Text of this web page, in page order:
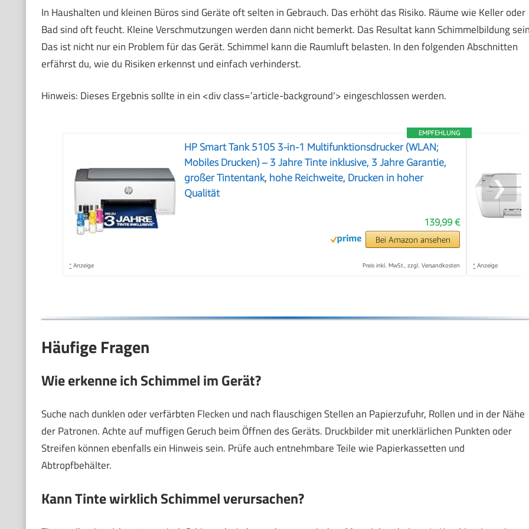
In Haushalten und kleinen Büros sind Geräte oft selten in Gebrauch. Das erhöht das Risiko. Räume wie Keller oder
Bad sind oft feucht. Kleine Verschmutzungen werden dann nicht bemerkt. Das Resultat kann Schimmelbildung
Das ist nicht nur ein Problem für das Gerät. Schimmel kann die Raumluft belasten. In den folgenden Abschnitten
erfährst du, wie du Risiken erkennst und einfach verhinderst.
Hinweis: Dieses Ergebnis sollte in ein <div class=’article-background‘> eingeschlossen werden.
EMPFEHLUNG
HP Smart Tank 5105 3-in-1 Multifunktionsdrucker (WLAN;
Mobiles Drucken) – 3 Jahre Tinte inklusive, 3 Jahre Garantie,
großer Tintentank, hohe Reichweite, Drucken in hoher
Qualität
139,99 €
Bei Amazon ansehen
* Anzeige Preis inkl. MwSt., zzgl. Versandkosten * Anzeige
❯
Häufige Fragen
Wie erkenne ich Schimmel im Gerät?
Suche nach dunklen oder verfärbten Flecken und nach flauschigen Stellen an Papierzufuhr, Rollen und in der Nähe
der Patronen. Achte auf muffigen Geruch beim Öffnen des Geräts. Druckbilder mit unerklärlichen Punkten oder
Streifen können ebenfalls ein Hinweis sein. Prüfe auch entnehmbare Teile wie Papierkassetten und
Abtropfbehälter.
Kann Tinte wirklich Schimmel verursachen?